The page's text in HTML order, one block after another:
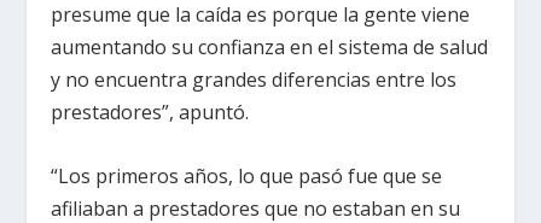
presume que la caída es porque la gente viene
aumentando su confianza en el sistema de salud
y no encuentra grandes diferencias entre los
prestadores”, apuntó.
“Los primeros años, lo que pasó fue que se
afiliaban a prestadores que no estaban en su